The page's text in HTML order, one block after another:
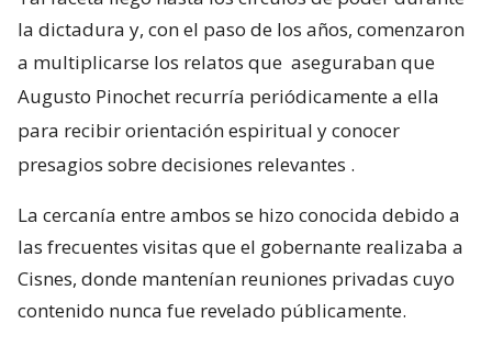
la dictadura y, con el paso de los años, comenzaron
a multiplicarse los relatos que aseguraban que
Augusto Pinochet recurría periódicamente a ella
para recibir orientación espiritual y conocer
presagios sobre decisiones relevantes .
La cercanía entre ambos se hizo conocida debido a
las frecuentes visitas que el gobernante realizaba a
Cisnes, donde mantenían reuniones privadas cuyo
contenido nunca fue revelado públicamente.